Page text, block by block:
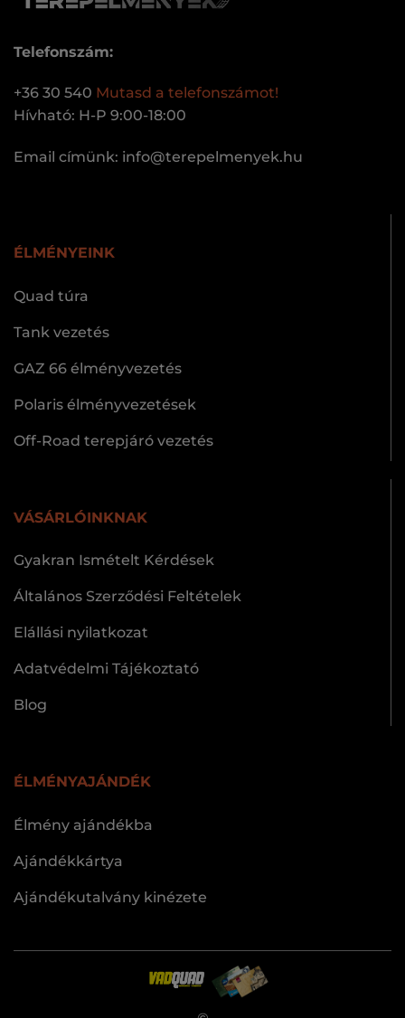
Telefonszám:
+36 30 540 Mutasd a telefonszámot!
Hívható: H-P 9:00-18:00
Email címünk: uh.keynemleperet@ofni
ÉLMÉNYEINK
Quad túra
Tank vezetés
GAZ 66 élményvezetés
Polaris élményvezetések
Off-Road terepjáró vezetés
VÁSÁRLÓINKNAK
Gyakran Ismételt Kérdések
Általános Szerződési Feltételek
Elállási nyilatkozat
Adatvédelmi Tájékoztató
Blog
ÉLMÉNYAJÁNDÉK
Élmény ajándékba
Ajándékkártya
Ajándékutalvány kinézete